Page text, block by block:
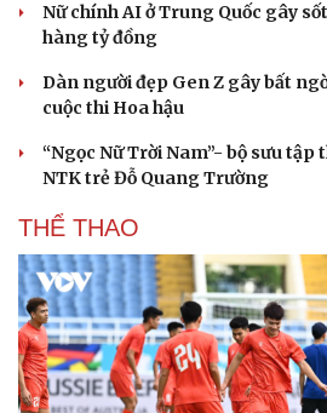
Du lịch
Tư vấn
Săn Tour
check-in
Hạt
Nữ chính AI ở Trung Quốc gây
hàng tỷ đồng
Dàn người đẹp Gen Z gây bất
cuộc thi Hoa hậu
“Ngọc Nữ Trời Nam”- bộ sưu
NTK trẻ Đỗ Quang Trường
THỂ THAO